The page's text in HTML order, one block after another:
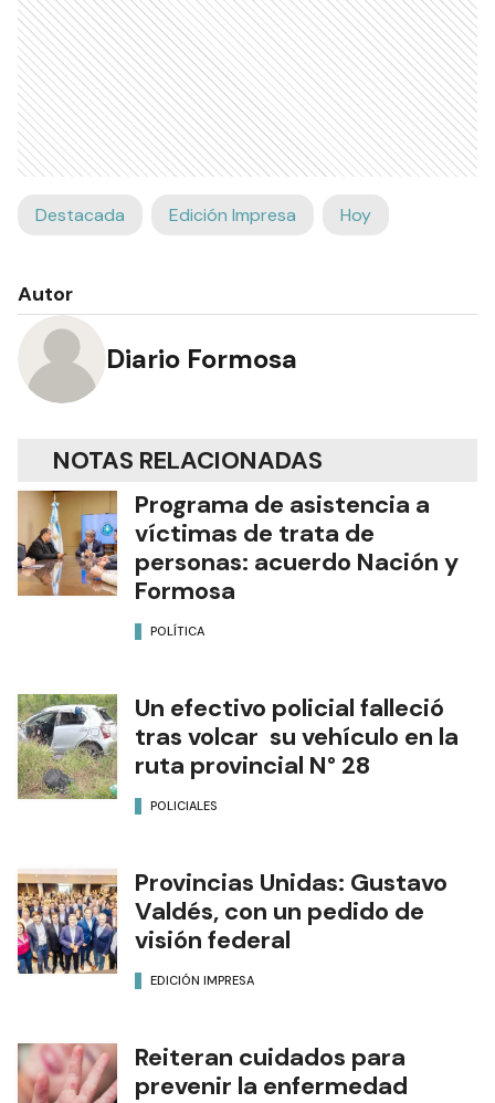
Destacada Edición Impresa Hoy
Autor
Diario Formosa
NOTAS RELACIONADAS
Programa de asistencia a
víctimas de trata de
personas: acuerdo Nación y
Formosa
POLÍTICA
Un efectivo policial falleció
tras volcar su vehículo en la
ruta provincial N° 28
POLICIALES
Provincias Unidas: Gustavo
Valdés, con un pedido de
visión federal
EDICIÓN IMPRESA
Reiteran cuidados para
prevenir la enfermedad